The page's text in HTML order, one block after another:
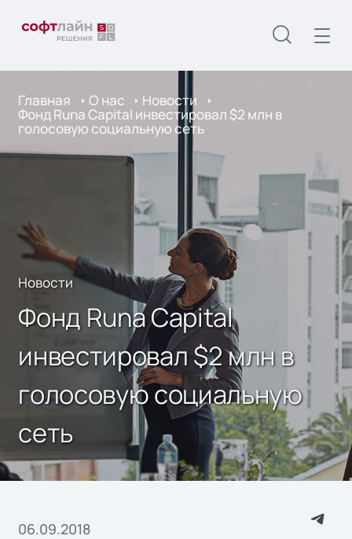
Главная О нас Новости
Фонд Runa Capital инвестировал $2 млн в
голосовую социальную сеть
Новости
Фонд Runa Capital
инвестировал $2 млн в
голосовую социальную
сеть
06.09.2018